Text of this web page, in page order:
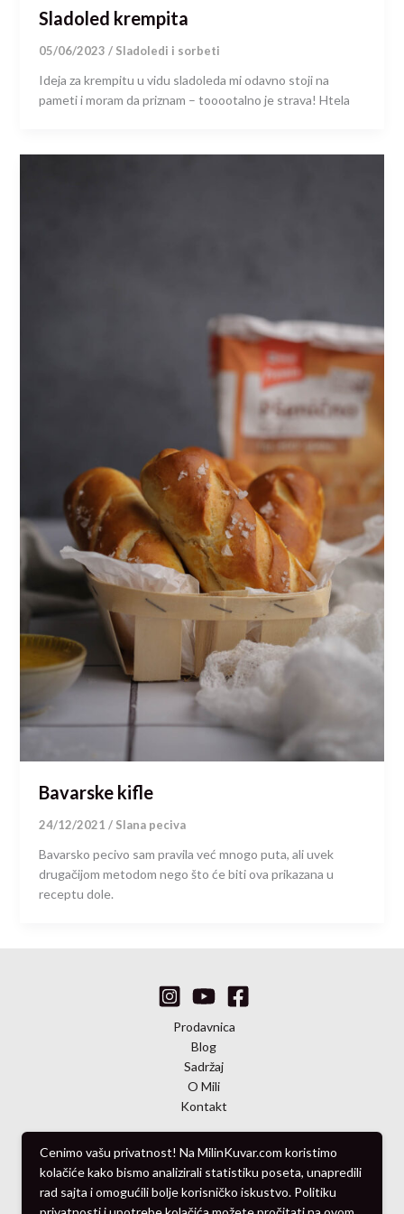
Cenimo vašu privatnost! Na MilinKuvar.com koristimo
kolačiće kako bismo analizirali statistiku poseta, unapredili
rad sajta i omogućili bolje korisničko iskustvo. Politiku
Sladoled krempita
05/06/2023 / Sladoledi i sorbeti
Ideja za krempitu u vidu sladoleda mi odavno stoji na
pameti i moram da priznam – tooootalno je strava! Htela
Bavarske kifle
24/12/2021 / Slana peciva
Bavarsko pecivo sam pravila već mnogo puta, ali uvek
drugačijom metodom nego što će biti ova prikazana u
receptu dole.
Prodavnica
Blog
Sadržaj
O Mili
Kontakt
© 2010 - 2026 Milin Kuvar